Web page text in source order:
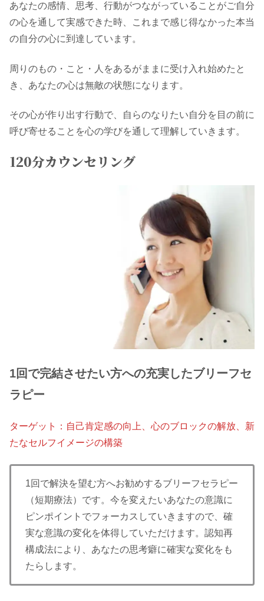
あなたの感情、思考、行動がつながっていることがご自分
の心を通して実感できた時、これまで感じ得なかった本当
の自分の心に到達しています。
周りのもの・こと・人をあるがままに受け入れ始めたと
き、あなたの心は無敵の状態になります。
その心が作り出す行動で、自らのなりたい自分を目の前に
呼び寄せることを心の学びを通して理解していきます。
120分カウンセリング
1回で完結させたい方への充実したブリーフセ
ラピー
ターゲット：自己肯定感の向上、心のブロックの解放、新
たなセルフイメージの構築
1回で解決を望む方へお勧めするブリーフセラピー
（短期療法）です。​今を変えたいあなたの意識に
ピンポイントでフォーカスしていきますので、確
実な意識の変化を体得していただけます。認知再
構成法により、あなたの思考癖に確実な変化をも
たらします。